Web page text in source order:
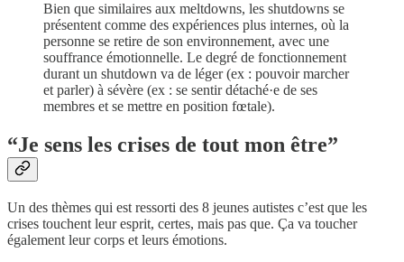
Bien que similaires aux meltdowns, les shutdowns se
présentent comme des expériences plus internes, où la
personne se retire de son environnement, avec une
souffrance émotionnelle. Le degré de fonctionnement
durant un shutdown va de léger (ex : pouvoir marcher
et parler) à sévère (ex : se sentir détaché·e de ses
membres et se mettre en position fœtale).
“Je sens les crises de tout mon être”
Un des thèmes qui est ressorti des 8 jeunes autistes c’est que les
crises touchent leur esprit, certes, mais pas que. Ça va toucher
également leur corps et leurs émotions.